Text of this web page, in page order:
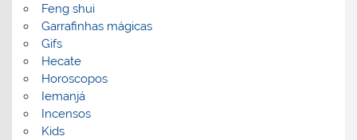
Feng shui
Garrafinhas mágicas
Gifs
Hecate
Horoscopos
Iemanjá
Incensos
Kids